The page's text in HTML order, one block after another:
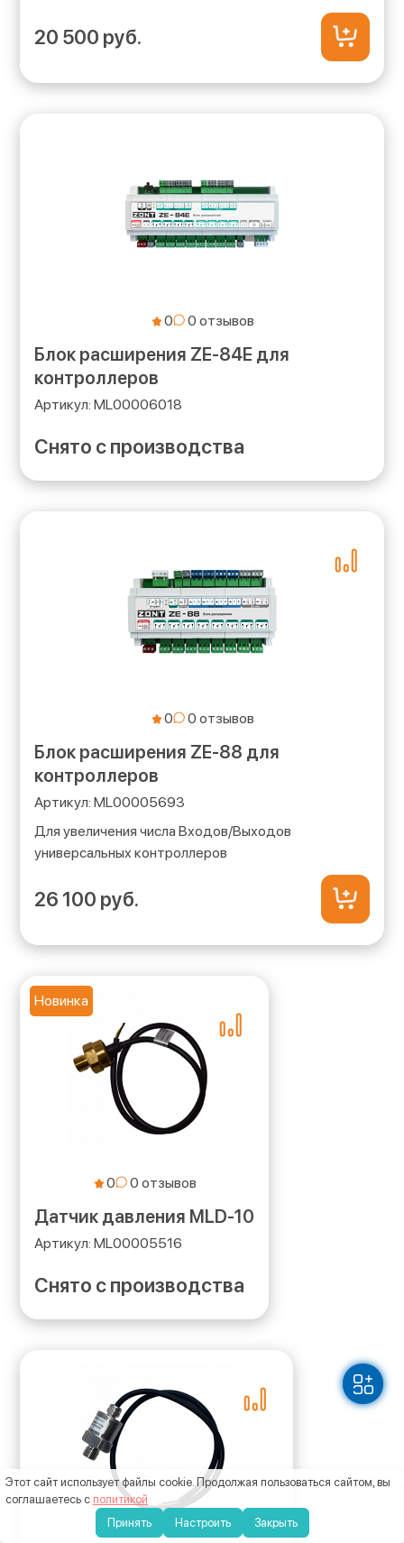
20 500 руб.
0
Блок расширения ZE-84E для
контроллеров
ML00006018
Снято с производства
0
Блок расширения ZE-88 для
контроллеров
ML00005693
Для увеличения числа Входов/Выходов
универсальных контроллеров
26 100 руб.
Новинка
0
Датчик давления MLD-10
ML00005516
Снято с производства
Этот сайт использует файлы cookie. Продолжая пользоваться сайтом, вы
соглашаетесь с политикой
Принять
Настроить Закрыть